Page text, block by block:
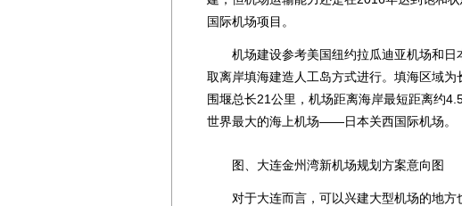
国际机场项目。
机场建设参考美国纽约拉瓜迪亚机场和日
取离岸填海建造人工岛方式进行。填海区域
围堰总长21公里，机场距离海岸最短距离约
世界最大的海上机场——日本关西国际机场。
图、大连金州湾新机场规划方案意向图
对于大连而言，可以兴建大型机场的地方